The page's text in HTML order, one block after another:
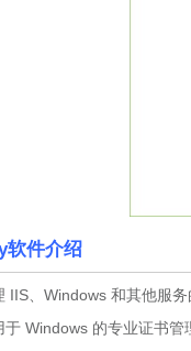
软件介绍
、Windows 和其他服务
Windows 的专业证书管